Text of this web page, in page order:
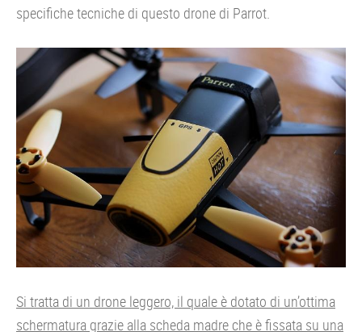
specifiche tecniche di questo drone di Parrot.
Si tratta di un drone leggero, il quale è dotato di un’ottima
schermatura grazie alla scheda madre che è fissata su una